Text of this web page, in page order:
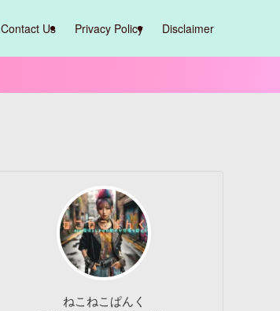
Contact Us Privacy Policy Disclaimer
ねこねこぱんく